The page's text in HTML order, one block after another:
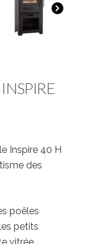
Inspire 40 H
des
poêles
petits